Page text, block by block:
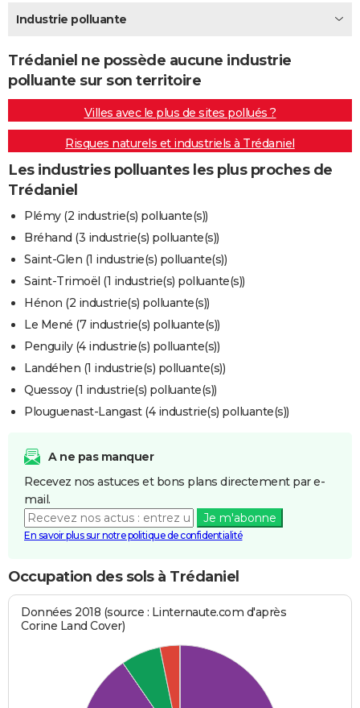
Destinations
City break
Voyage nature
Voyage de noces
Forum
Climat
+PHOTO
GUIDES D'ACHAT
BONS PLANS
CARTE DE VOEUX
Carte de Noël
Carte Bonne année
Carte Saint-Valentin
Carte Pâques
Carte d'anniversaire
DICTIONNAIRE
Dictionnaire
Biographies
Citations
Expressions
Proverbes
PROGRAMME TV
COPAINS D'AVANT
S'inscrire
Se connecter
Lycées
Collèges
Primaires
Universités
Entreprises
Service militaire
Avis de recherche
AVIS DE DÉCÈS
FORUM
Bricolage
Lifestyle
Culture
Sport
Auto
Television
Voyage
Cinema
Industrie polluante
Trédaniel ne possède aucune industrie
polluante sur son territoire
Villes avec le plus de sites pollués ?
Risques naturels et industriels à Trédaniel
Les industries polluantes les plus proches de
Trédaniel
Plémy (2 industrie(s) polluante(s))
Bréhand (3 industrie(s) polluante(s))
Saint-Glen (1 industrie(s) polluante(s))
Saint-Trimoël (1 industrie(s) polluante(s))
Hénon (2 industrie(s) polluante(s))
Le Mené (7 industrie(s) polluante(s))
Penguily (4 industrie(s) polluante(s))
Landéhen (1 industrie(s) polluante(s))
Quessoy (1 industrie(s) polluante(s))
Plouguenast-Langast (4 industrie(s) polluante(s))
A ne pas manquer
Recevez nos astuces et bons plans directement par e-
mail.
Je m'abonne
En savoir plus sur notre politique de confidentialité
Occupation des sols à Trédaniel
Données 2018 (source : Linternaute.com d'après
Corine Land Cover)